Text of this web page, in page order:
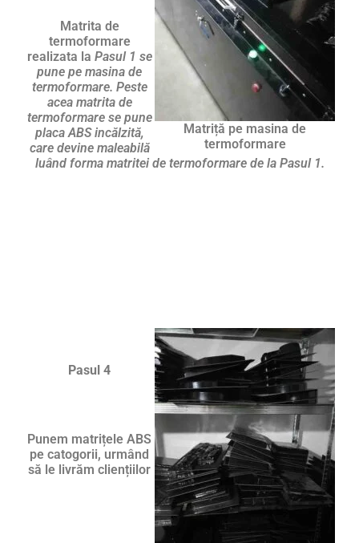
Matriță pe masina de
termoformare
Matrita de
termoformare
realizata la Pasul 1 se
pune pe masina de
termoformare. Peste
acea matrita de
termoformare se pune
placa ABS incălzită,
care devine maleabilă
luând forma matritei de termoformare de la Pasul 1.
Pasul 4
Punem matrițele ABS
pe catogorii, urmând
să le livrăm cliențiilor